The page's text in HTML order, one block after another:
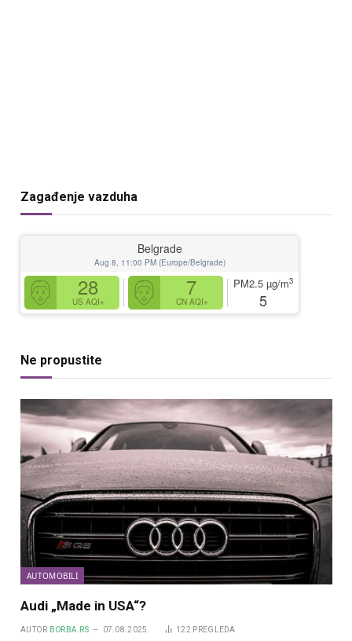
Zagađenje vazduha
Belgrade
Aug 8, 11:00 PM (Europe/Belgrade)
28
US AQI+
7
CN AQI+
PM2.5 µg/m3
5
Ne propustite
AUTOMOBILI
Audi „Made in USA“?
AUTOR BORBA.RS 07.08.2025. 122 PREGLEDA